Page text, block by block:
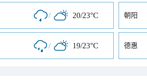
/ 20/23°C 朝阳
/ 19/23°C 德惠